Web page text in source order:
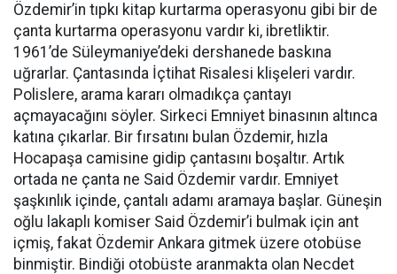
Özdemir’in tıpkı kitap kurtarma operasyonu gibi bir de
çanta kurtarma operasyonu vardır ki, ibretliktir.
1961’de Süleymaniye’deki dershanede baskına
uğrarlar. Çantasında İçtihat Risalesi klişeleri vardır.
Polislere, arama kararı olmadıkça çantayı
açmayacağını söyler. Sirkeci Emniyet binasının altınca
katına çıkarlar. Bir fırsatını bulan Özdemir, hızla
Hocapaşa camisine gidip çantasını boşaltır. Artık
ortada ne çanta ne Said Özdemir vardır. Emniyet
şaşkınlık içinde, çantalı adamı aramaya başlar. Güneşin
oğlu lakaplı komiser Said Özdemir’i bulmak için ant
içmiş, fakat Özdemir Ankara gitmek üzere otobüse
binmiştir. Bindiği otobüste aranmakta olan Necdet